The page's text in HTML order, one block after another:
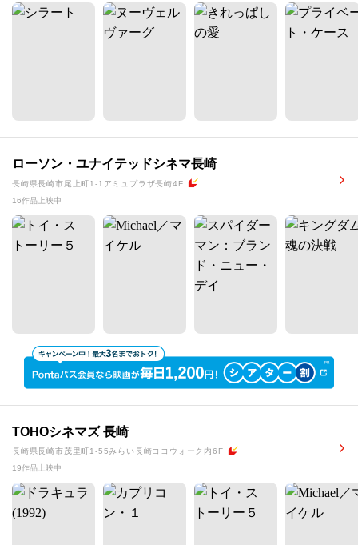
ローソン・ユナイテッドシネマ長崎
長崎県長崎市尾上町1-1アミュプラザ長崎4F
16作品上映中
TOHOシネマズ 長崎
長崎県長崎市茂里町1-55みらい長崎ココウォーク内6F
19作品上映中